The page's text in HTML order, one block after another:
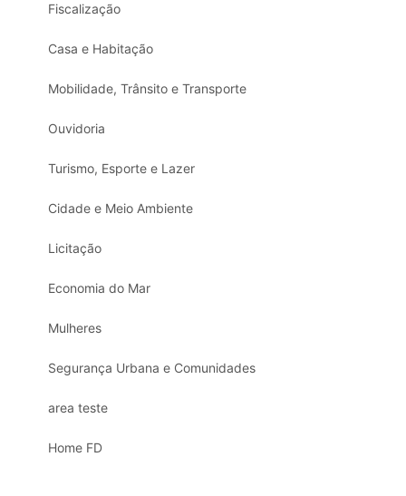
Fiscalização
Casa e Habitação
Mobilidade, Trânsito e Transporte
Ouvidoria
Turismo, Esporte e Lazer
Cidade e Meio Ambiente
Licitação
Economia do Mar
Mulheres
Segurança Urbana e Comunidades
area teste
Home FD